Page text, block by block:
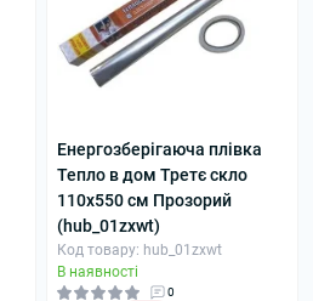
Енергозберігаюча плівка
Тепло в дом Третє скло
110x550 см Прозорий
(hub_01zxwt)
Код товару: hub_01zxwt
В наявності
0